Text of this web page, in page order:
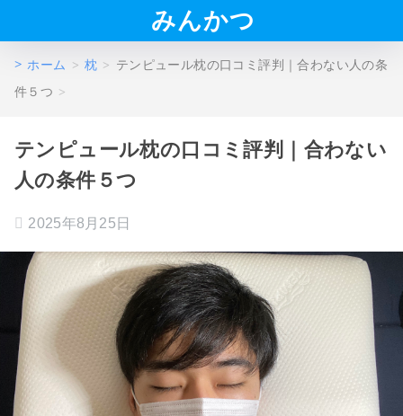
みんかつ
ホーム 枕
テンピュール枕の口コミ評判｜合わない人の条
件５つ
テンピュール枕の口コミ評判｜合わない
人の条件５つ
2025年8月25日